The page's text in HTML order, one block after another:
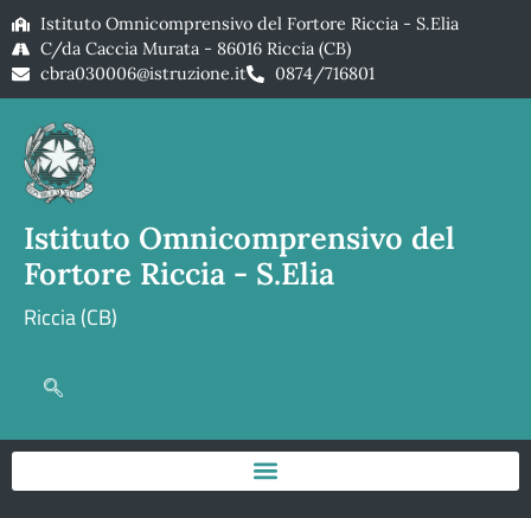
Istituto Omnicomprensivo del Fortore Riccia - S.Elia
C/da Caccia Murata - 86016 Riccia (CB)
cbra030006@istruzione.it
0874/716801
Istituto Omnicomprensivo del
Fortore Riccia - S.Elia
Riccia (CB)